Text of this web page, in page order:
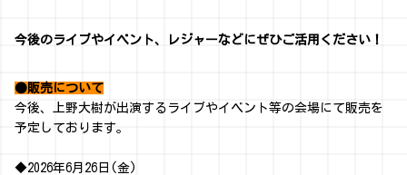
今後のライブやイベント、レジャーなどにぜひご活用ください！
●販売について
今後、上野大樹が出演するライブやイベント等の会場にて販売を
予定しております。
◆2026年6月26日(金)